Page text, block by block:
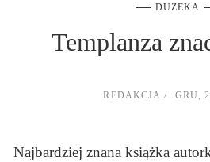
DUZEKA
Templanza
REDAKCJA GRU,
Najbardziej znana książka